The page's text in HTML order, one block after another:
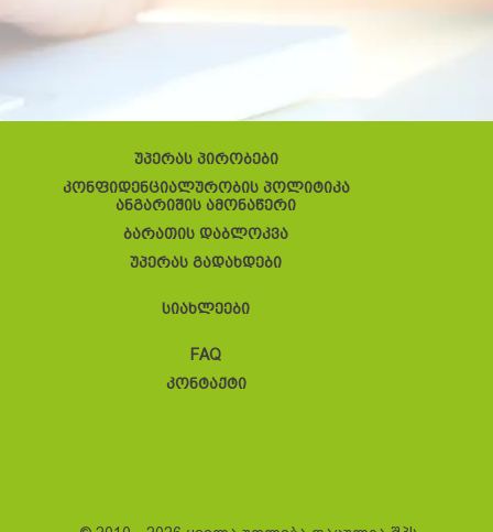
უპერას პირობები
კონფიდენციალურობის პოლიტიკა
ანგარიშის ამონაწერი
ბარათის დაბლოკვა
უპერას გადახდები
სიახლეები
FAQ
კონტაქტი